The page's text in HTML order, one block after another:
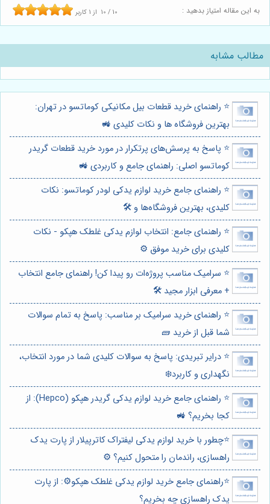
به این مقاله امتیاز بدهید : 10 / 10 از 1 کاربر
مطالب مشابه
⭐️ راهنمای خرید قطعات بیل مکانیکی کوماتسو در تهران:
بهترین فروشگاه ها و نکات کلیدی 🚜
⭐️ پاسخ به پرسش‌های پرتکرار در مورد خرید قطعات گریدر
کوماتسو اصلی: راهنمای جامع و کاربردی 🚜
⭐️ راهنمای جامع خرید لوازم یدکی لودر کوماتسو: نکات
کلیدی، بهترین فروشگاه‌ها و 🛠️
⭐️ راهنمای جامع: انتخاب لوازم یدکی غلطک هپکو - نکات
کلیدی برای خرید موفق ⚙️
⭐️ سرامیک مناسب پروژه‌ات رو پیدا کن! راهنمای جامع انتخاب
+ معرفی ابزار مجید 🛠️
⭐️ راهنمای خرید سرامیک بر مناسب: پاسخ به تمام سوالات
شما قبل از خرید 🧱
⭐️ درایر تبریدی: پاسخ به سوالات کلیدی شما در مورد انتخاب،
نگهداری و کاربرد❄️
⭐️ راهنمای جامع خرید لوازم یدکی گریدر هپکو (Hepco): از
کجا بخریم؟ 🚜
⭐️چطور با خرید لوازم یدکی لیفتراک کاترپیلار از پارت یدک
راهسازی، راندمان را متحول کنیم؟ ⚙️
⭐️راهنمای جامع خرید لوازم یدکی غلطک هپکو⚙️: از پارت
یدک راهسازی چه بخریم؟